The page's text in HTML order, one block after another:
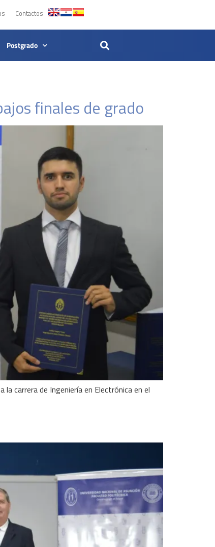
Contactos
Postgrado
finales de grado
carrera de Ingeniería en Electrónica en el